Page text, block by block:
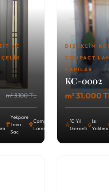
VE
m² 3.100 TL
Yekpare
Tava
Sac
Compact
Lamine
DIŞ İKLIM
COMPACT
KAPILAR
KC-0002
m² 31.000
10 Yıl
Garanti
Isı
Yalıtımı